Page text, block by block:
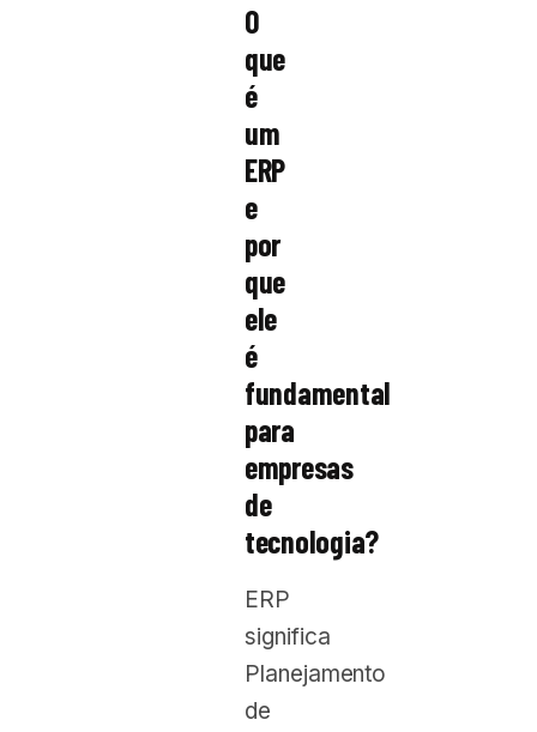
O
que
é
um
ERP
e
por
que
ele
é
fundamental
para
empresas
de
tecnologia?
ERP
significa
Planejamento
de